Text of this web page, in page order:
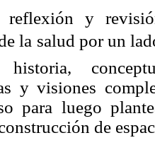
reflexión y
la salud por un
y visiones
para luego
de